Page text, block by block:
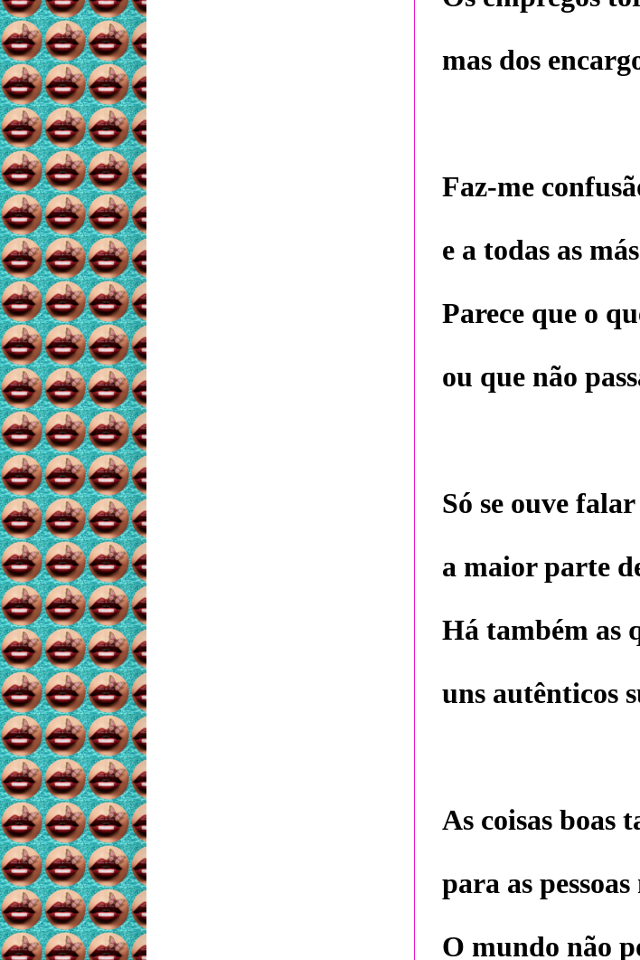
mas dos
Faz-me
e a todas as
Parece que o
ou que não
Só se ouve
a maior parte
Há também as
uns autênticos
As coisas boas
para as
O mundo não